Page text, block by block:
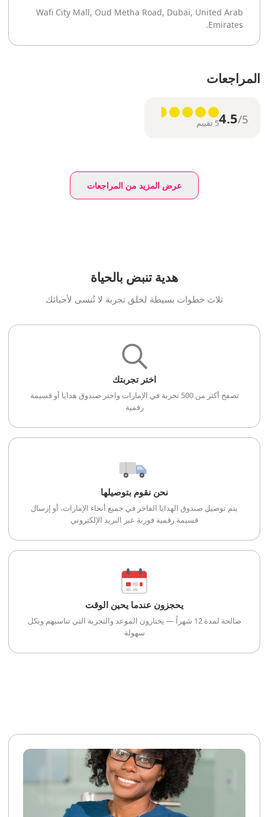
Wafi City Mall, Oud Metha Road, Dubai, United Arab
Emirates.
المراجعات
4.5/5 5 تقييم
عرض المزيد من المراجعات
هدية تنبض بالحياة
ثلاث خطوات بسيطة لخلق تجربة لا تُنسى لأحبائك
اختر تجربتك
تصفح أكثر من 500 تجربة في الإمارات واختر صندوق هدايا أو قسيمة
رقمية
نحن نقوم بتوصيلها
يتم توصيل صندوق الهدايا الفاخر في جميع أنحاء الإمارات، أو إرسال
قسيمة رقمية فورية عبر البريد الإلكتروني
يحجزون عندما يحين الوقت
صالحة لمدة 12 شهراً — يختارون الموعد والتجربة التي تناسبهم وبكل
سهولة